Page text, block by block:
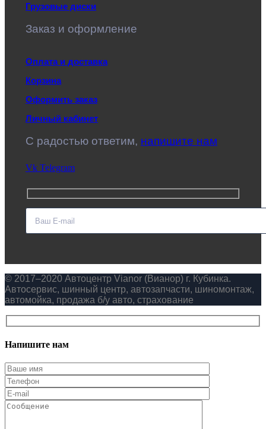
Грузовые диски
Заказ и оформление
Оплата и доставка
Корзина
Оформить заказ
Личный кабинет
C радостью ответим, напишите нам
Vk Telegram
© 2017–2020 Автоцентр Vianor (Вианор) г. Кубинка.
Автосервис, шинный центр, автозапчасти, шиномонтаж,
автомойка, продажа б/у авто, страхование
Напишите нам